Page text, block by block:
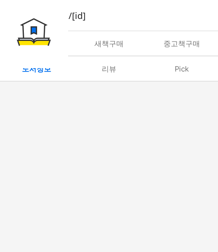
book/rent/[id]
대여 새책구매 중고책구매
도서정보 리뷰 Pick